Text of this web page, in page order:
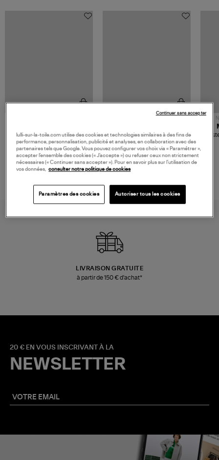
480,00 €
Sac Bobi S Cuir Lamé
Champagne
189,00 €
Mocassins Killian Sport
Mousse
LIVRAISON GRATUITE
à partir de 150 € d'achat*
20 € EN VOUS INSCRIVANT À LA
NEWSLETTER
lulli-sur-la-toile.com utilise des cookies et technologies similaires à des fins de
performance, personnalisation, publicité et analyses, en collaboration avec des
partenaires tels que Google. Vous pouvez configurer vos choix via « Paramétrer »,
accepter l’ensemble des cookies (« J’accepte ») ou refuser ceux non strictement
nécessaires (« Continuer sans accepter »). Pour en savoir plus sur l’utilisation de
vos données,
consulter notre politique de cookies
Paramètres des cookies Autoriser tous les cookies
Continuer sans accepter